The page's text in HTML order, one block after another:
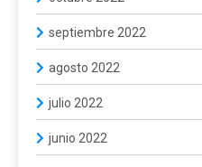
septiembre 2022
agosto 2022
julio 2022
junio 2022